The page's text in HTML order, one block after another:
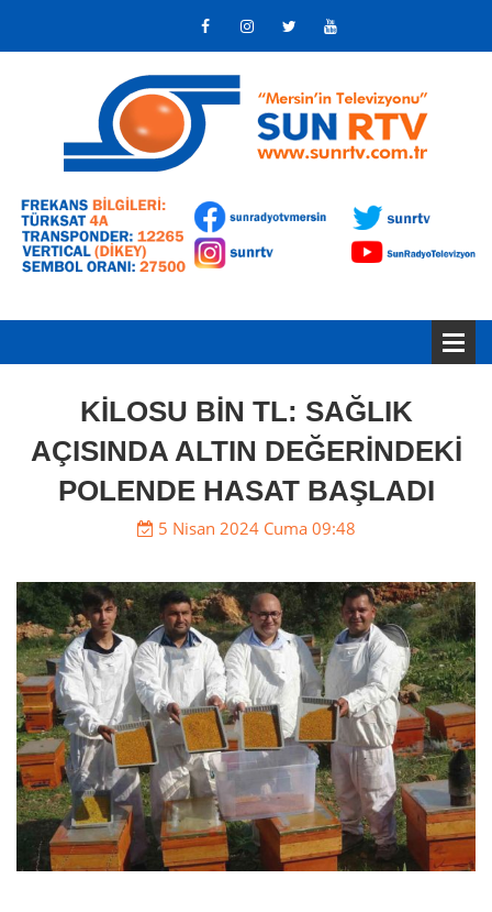
KİLOSU BİN TL: SAĞLIK
AÇISINDA ALTIN DEĞERİNDEKİ
POLENDE HASAT BAŞLADI
5 Nisan 2024 Cuma 09:48